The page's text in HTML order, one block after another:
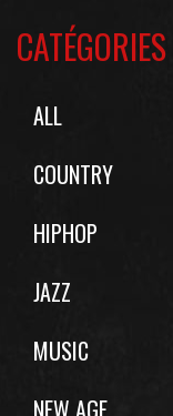
CATÉGORIES
ALL
COUNTRY
HIPHOP
JAZZ
MUSIC
NEW AGE